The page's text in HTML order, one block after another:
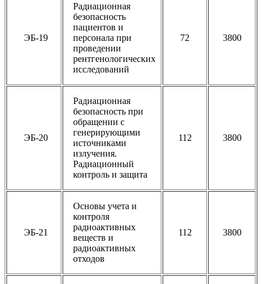
ЭБ-19
Радиационная
безопасность
пациентов и
персонала при
проведении
рентгенологических
исследований
72 3800
ЭБ-20
Радиационная
безопасность при
обращении с
генерирующими
источниками
излучения.
Радиационный
контроль и защита
112 3800
ЭБ-21
Основы учета и
контроля
радиоактивных
веществ и
радиоактивных
отходов
112 3800